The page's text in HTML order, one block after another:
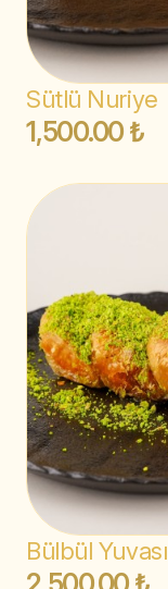
Sütlü Nuriye
1,500.00 ₺
Bülbül Yuvası